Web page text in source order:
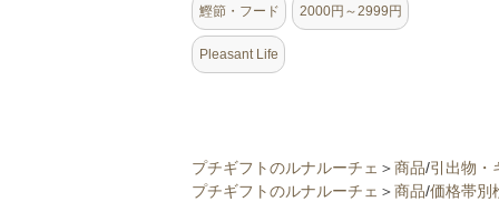
鰹節・フード 2000円～2999円
Pleasant Life
プチギフトのルナルーチェ ＞商品/引出物・
プチギフトのルナルーチェ ＞商品/価格帯別